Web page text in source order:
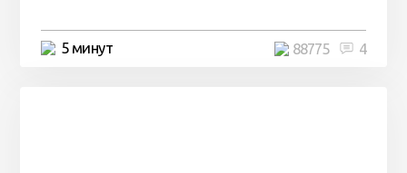
5 минут 4
88775